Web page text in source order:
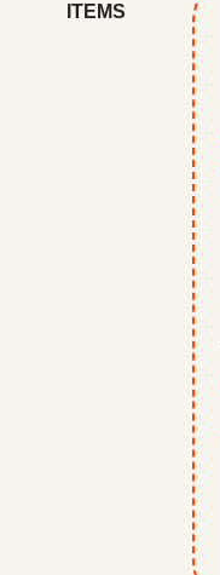
ITEMS